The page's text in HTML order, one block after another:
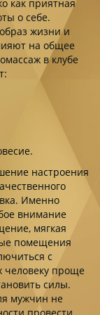
как приятная
о себе.
жизни и
на общее
в клубе
настроения
Именно
внимание
мягкая
помещения
с
человеку проще
силы.
мужчин не